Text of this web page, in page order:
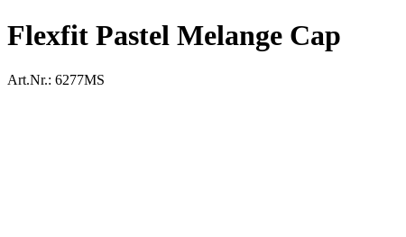
Flexfit Pastel Melange Cap
Art.Nr.: 6277MS